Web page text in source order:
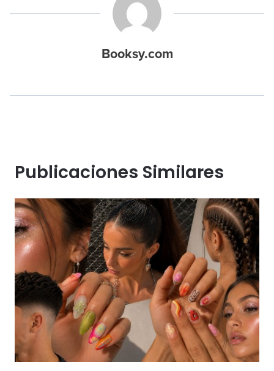
Booksy.com
Publicaciones Similares